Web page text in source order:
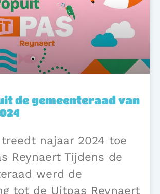
de gemeenteraad van
najaar 2024 toe
Reynaert Tijdens de
werd de
tot de Uitpas Reynaert